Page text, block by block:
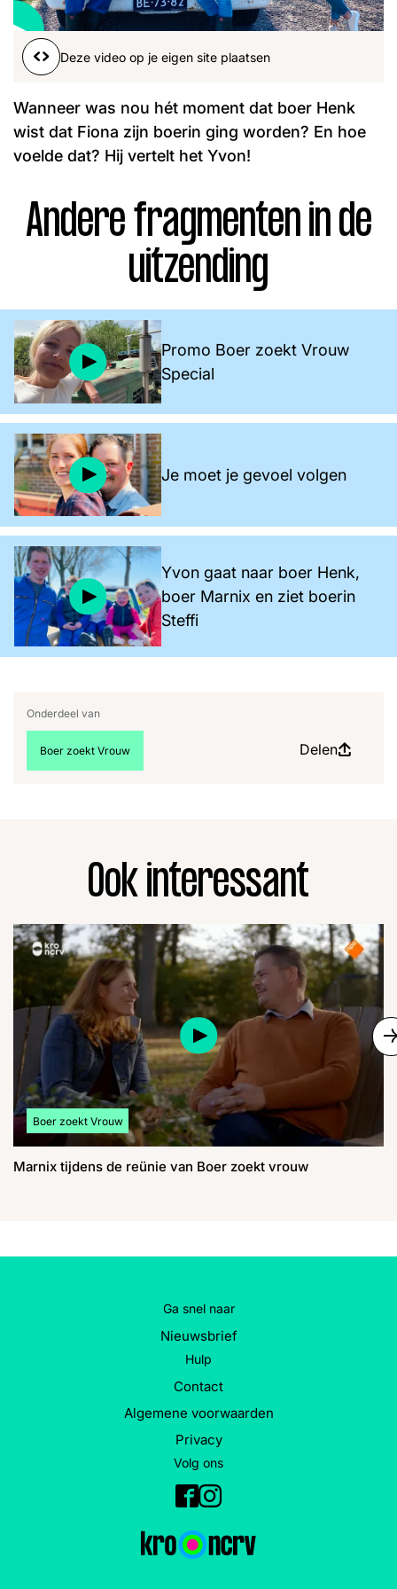
Word lid
Facebook
Instagram
John Julius Martijn
Nieuws Nieuwsbrief
Uitzendingen
Deze video op je eigen site plaatsen
Wanneer was nou hét moment dat boer Henk
wist dat Fiona zijn boerin ging worden? En hoe
voelde dat? Hij vertelt het Yvon!
Andere fragmenten in de
uitzending
Promo Boer zoekt Vrouw
Special
Je moet je gevoel volgen
Yvon gaat naar boer Henk,
boer Marnix en ziet boerin
Steffi
Onderdeel van
Bekijk meer artikelen over:
Boer zoekt Vrouw Delen
Ook interessant
Bekijk meer artikelen over:
Boer zoekt Vrouw
Marnix tijdens de reünie van Boer zoekt vrouw
Ga snel naar
Nieuwsbrief
Hulp
Contact
Algemene voorwaarden
Privacy
Volg ons
Facebook
Instagram